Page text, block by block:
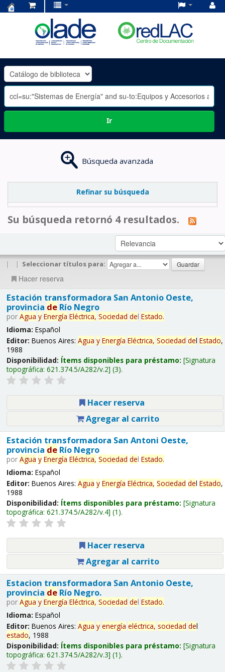
OLADE
-
Ir
Búsqueda avanzada
Refinar su búsqueda
Su búsqueda retornó 4 resultados.
| | Seleccionar títulos para:
Hacer reserva
Estación transformadora San Antonio Oeste,
provincia deRío Negro
por Agua y Energía Eléctrica, Sociedad del Estado.
Idioma: Español
Editor: Buenos Aires: Agua y Energía Eléctrica, Sociedad del Estado,
1988
Disponibilidad: Ítems disponibles para préstamo: Signatura
topográfica: 621.374.5/A282/v.2 (3).
Hacer reserva
Agregar al carrito
Estación transformadora San Antoni Oeste,
provincia deRío Negro
por Agua y Energía Eléctrica, Sociedad del Estado.
Idioma: Español
Editor: Buenos Aires: Agua y Energía Eléctrica, Sociedad del Estado,
1988
Disponibilidad: Ítems disponibles para préstamo: Signatura
topográfica: 621.374.5/A282/v.4 (1).
Hacer reserva
Agregar al carrito
Estacion transformadora San Antonio Oeste,
provincia deRío Negro.
por Agua y Energía Eléctrica, Sociedad del Estado.
Idioma: Español
Editor: Buenos Aires: Agua y energía eléctrica, sociedad del
estado, 1988
Disponibilidad: Ítems disponibles para préstamo: Signatura
topográfica: 621.374.5/A282/v.3 (1).